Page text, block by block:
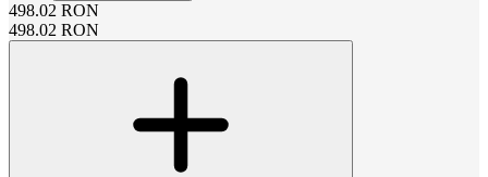
498.02 RON
498.02 RON